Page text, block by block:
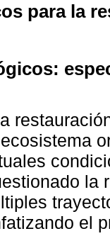
para la
la
el